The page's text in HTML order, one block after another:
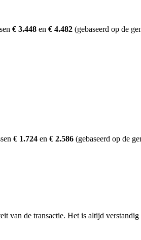
€ 3.448 en € 4.482 (gebaseerd op de
€ 1.724 en € 2.586 (gebaseerd op de
van de transactie. Het is altijd